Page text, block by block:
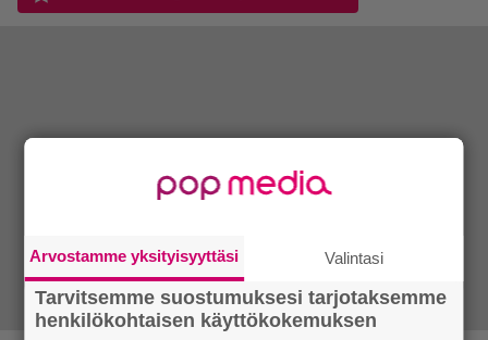
Arvostamme yksityisyyttäsi Valintasi
Tarvitsemme suostumuksesi tarjotaksemme
henkilökohtaisen käyttökokemuksen